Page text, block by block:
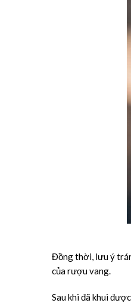
Đồng thời, lưu ý
của rượu vang.
Sau khi đã khui